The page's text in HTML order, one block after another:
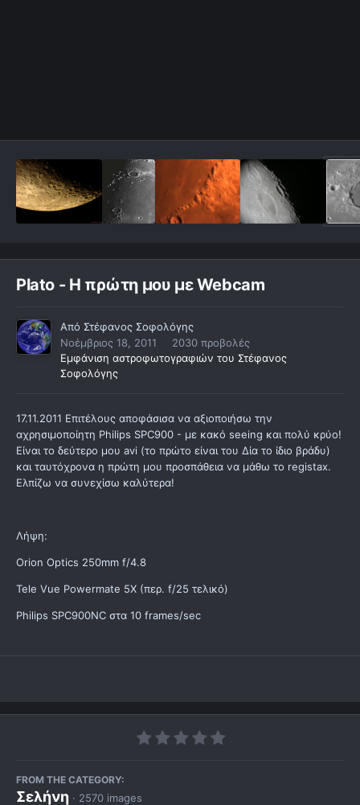
Plato - Η πρώτη μου με Webcam
Από Στέφανος Σοφολόγης
Νοέμβριος 18, 2011
2030 προβολές
Εμφάνιση αστροφωτογραφιών του Στέφανος
Σοφολόγης
17.11.2011 Επιτέλους αποφάσισα να αξιοποιήσω την
αχρησιμοποίητη Philips SPC900 - με κακό seeing και πολύ κρύο!
Είναι το δεύτερο μου avi (το πρώτο είναι του Δία το ίδιο βράδυ)
και ταυτόχρονα η πρώτη μου προσπάθεια να μάθω το registax.
Ελπίζω να συνεχίσω καλύτερα!
Λήψη:
Orion Optics 250mm f/4.8
Tele Vue Powermate 5X (περ. f/25 τελικό)
Philips SPC900NC στα 10 frames/sec
FROM THE CATEGORY:
Σελήνη · 2570 images